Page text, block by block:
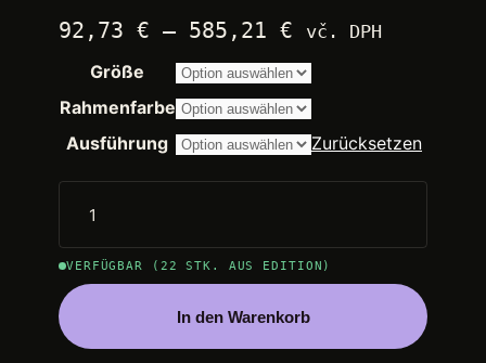
92,73 € – 585,21 € Preisspanne:
bis
14.200,00 €
vč. DPH
Größe
Rahmenfarbe
Ausführung
Zurücksetzen
VERFÜGBAR (22 STK. AUS EDITION)
In den Warenkorb